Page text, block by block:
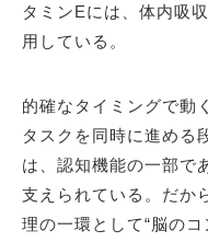
タミンEには、体内吸
用している。
的確なタイミングで動
タスクを同時に進める
は、認知機能の一部で
支えられている。だか
理の一環として“脳の